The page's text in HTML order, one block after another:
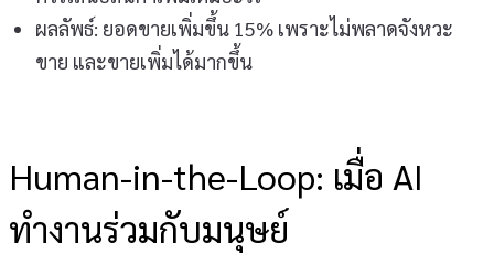
ผลลัพธ์: ยอดขายเพิ่มขึ้น 15% เพราะไม่พลาดจังหวะ
ขาย และขายเพิ่มได้มากขึ้น
Human-in-the-Loop: เมื่อ AI
ทำงานร่วมกับมนุษย์